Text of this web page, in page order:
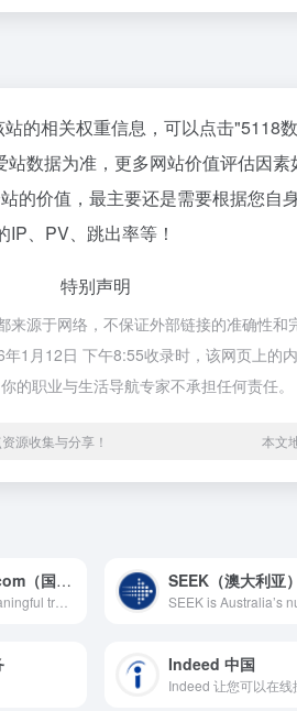
的相关权重信息，可以点击"5118
数据为准，更多网站价值评估因
的价值，最主要还是需要根据您自
、PV、跳出率等！
特别声明
源于网络，不保证外部链接的准确性和
1月12日 下午8:55收录时，该网页上的
的职业与生活导航专家不承担任何责任。
源收集与分享！ 本文
GoAbroad.com（国际实习）
Search for meaningful travel programs around the world, get expert advice, real reviews, scholarships! We&#x27;re GoAbroad, your travel pre-departure headquarters.
SEEK（澳大利亚）
Indeed 中国